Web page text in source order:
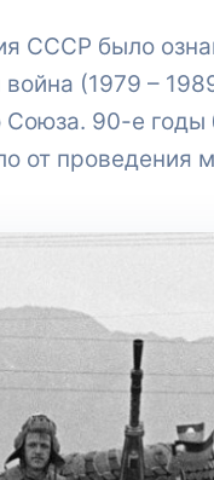
СССР было
война (1979 –
Союза. 90-е
от проведения